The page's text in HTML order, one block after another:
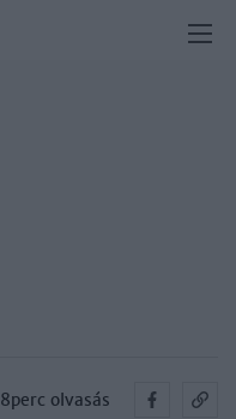
8perc olvasás